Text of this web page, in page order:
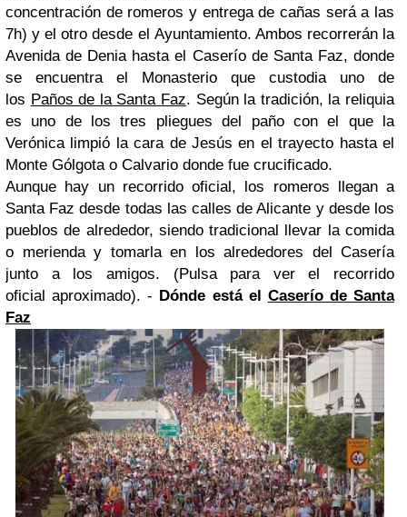
concentración de romeros y entrega de cañas será a las
7h) y el otro desde el Ayuntamiento. Ambos recorrerán la
Avenida de Denia hasta el Caserío de Santa Faz, donde
se encuentra el Monasterio que custodia uno de
los Paños de la Santa Faz. Según la tradición, la reliquia
es uno de los tres pliegues del paño con el que la
Verónica limpió la cara de Jesús en el trayecto hasta el
Monte Gólgota o Calvario donde fue crucificado.
Aunque hay un recorrido oficial, los romeros llegan a
Santa Faz desde todas las calles de Alicante y desde los
pueblos de alrededor, siendo tradicional llevar la comida
o merienda y tomarla en los alrededores del Casería
junto a los amigos. (Pulsa para ver el recorrido
oficial aproximado). - Dónde está el Caserío de Santa
Faz